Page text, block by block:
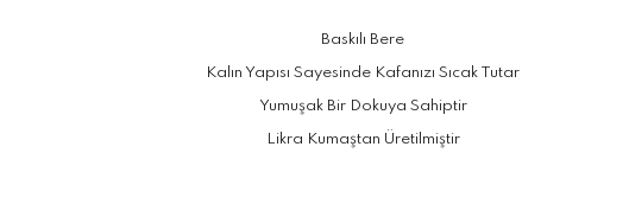
Baskılı Bere
Kalın Yapısı Sayesinde Kafanızı Sıcak Tutar
Yumuşak Bir Dokuya Sahiptir
Likra Kumaştan Üretilmiştir